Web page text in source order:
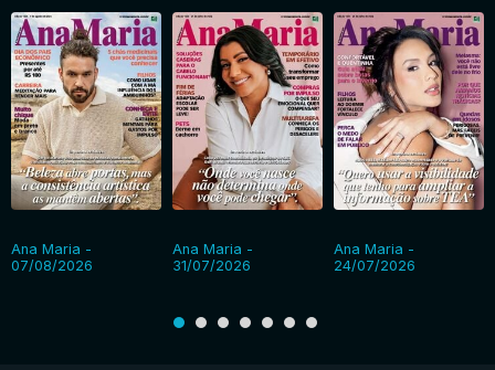
Ana Maria -
07/08/2026
Ana Maria -
31/07/2026
Ana Maria -
24/07/2026